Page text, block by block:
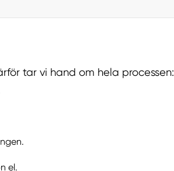
tar vi hand om hela processen:
el.